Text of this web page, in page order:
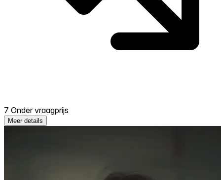
7 Onder vraagprijs
Meer details